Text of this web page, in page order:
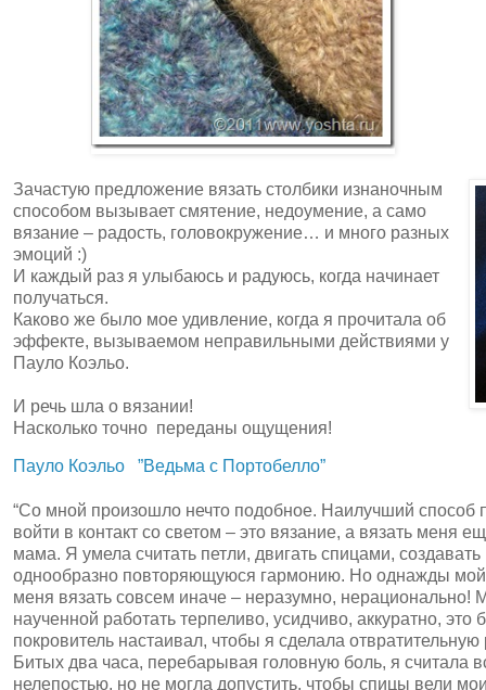
Зачастую предложение вязать столбики изнаночным
способом вызывает смятение, недоумение, а само
вязание – радость, головокружение… и много разных
эмоций :)
И каждый раз я улыбаюсь и радуюсь, когда начинает
получаться.
Каково же было мое удивление, когда я прочитала об
эффекте, вызываемом неправильными действиями у
Пауло Коэльо.
И речь шла о вязании!
Насколько точно переданы ощущения!
Пауло Коэльо ”Ведьма с Портобелло”
“Со мной произошло нечто подобное. Наилучший способ
войти в контакт со светом – это вязание, а вязать меня
мама. Я умела считать петли, двигать спицами,
однообразно повторяющуюся гармонию. Но однажды мой
меня вязать совсем иначе – неразумно, нерационально!
наученной работать терпеливо, усидчиво, аккуратно,
покровитель настаивал, чтобы я сделала отвратительную
Битых два часа, перебарывая головную боль, я считала
нелепостью, но не могла допустить, чтобы спицы вели